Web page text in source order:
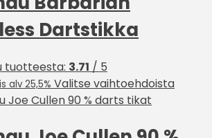
Dartstikka
tuotteesta: 3.71 / 5
alv 25,5% Valitse vaihtoehdoistaTällä